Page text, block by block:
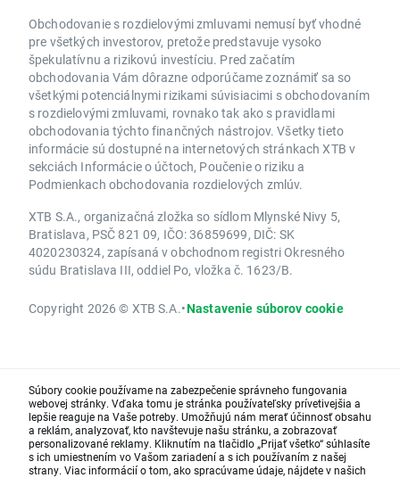
Obchodovanie s rozdielovými zmluvami nemusí byť vhodné
pre všetkých investorov, pretože predstavuje vysoko
špekulatívnu a rizikovú investíciu. Pred začatím
obchodovania Vám dôrazne odporúčame zoznámiť sa so
všetkými potenciálnymi rizikami súvisiacimi s obchodovaním
s rozdielovými zmluvami, rovnako tak ako s pravidlami
obchodovania týchto finančných nástrojov. Všetky tieto
informácie sú dostupné na internetových stránkach XTB v
sekciách Informácie o účtoch, Poučenie o riziku a
Podmienkach obchodovania rozdielových zmlúv.
XTB S.A., organizačná zložka so sídlom Mlynské Nivy 5,
Bratislava, PSČ 821 09, IČO: 36859699, DIČ: SK
4020230324, zapísaná v obchodnom registri Okresného
súdu Bratislava III, oddiel Po, vložka č. 1623/B.
Copyright 2026 © XTB S.A.•Nastavenie súborov cookie
Súbory cookie používame na zabezpečenie správneho fungovania
webovej stránky. Vďaka tomu je stránka používateľsky prívetivejšia a
lepšie reaguje na Vaše potreby. Umožňujú nám merať účinnosť obsahu
a reklám, analyzovať, kto navštevuje našu stránku, a zobrazovať
personalizované reklamy. Kliknutím na tlačidlo „Prijať všetko“ súhlasíte
s ich umiestnením vo Vašom zariadení a s ich používaním z našej
strany. Viac informácií o tom, ako spracúvame údaje, nájdete v našich